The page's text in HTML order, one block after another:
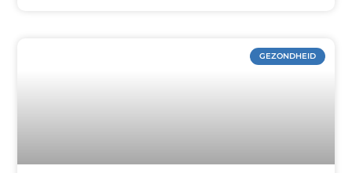
GEZONDHEID